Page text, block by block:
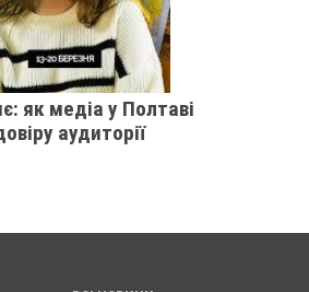
як медіа у Полтаві
аудиторії